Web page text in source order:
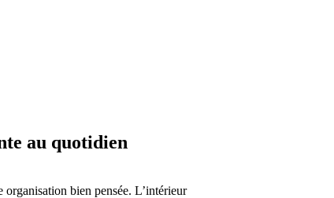
au quotidien
bien pensée. L’intérieur